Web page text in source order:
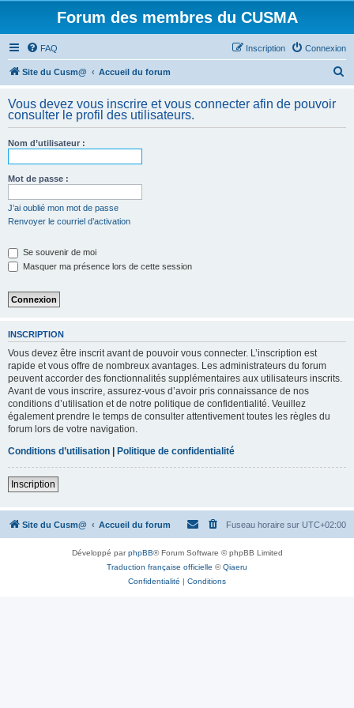
Forum des membres du CUSMA
FAQ Connexion
Inscription
Site du Cusm@ Accueil du forum
h
Vous devez vous inscrire et vous connecter afin de pouvoir
consulter le profil des utilisateurs.
Nom d’utilisateur :
Mot de passe :
J’ai oublié mon mot de passe
Renvoyer le courriel d’activation
Se souvenir de moi
Masquer ma présence lors de cette session
INSCRIPTION
Vous devez être inscrit avant de pouvoir vous connecter. L’inscription est
rapide et vous offre de nombreux avantages. Les administrateurs du forum
peuvent accorder des fonctionnalités supplémentaires aux utilisateurs inscrits.
Avant de vous inscrire, assurez-vous d’avoir pris connaissance de nos
conditions d’utilisation et de notre politique de confidentialité. Veuillez
également prendre le temps de consulter attentivement toutes les règles du
forum lors de votre navigation.
Conditions d’utilisation | Politique de confidentialité
Inscription
Site du Cusm@ Accueil du forum Fuseau horaire sur UTC+02:00
Développé parphpBB® Forum Software © phpBB Limited
Traduction française officielle ©Qiaeru
Confidentialité | Conditions